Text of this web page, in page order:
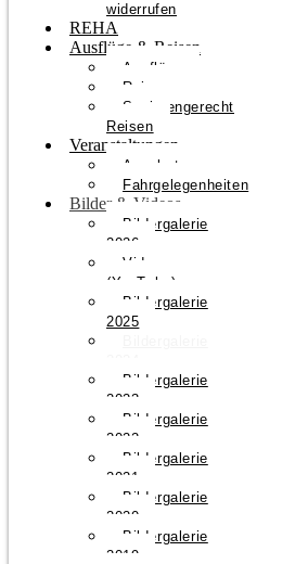
widerrufen
REHA
Ausflüge & Reisen
Ausflüge
Reisen
Seniorengerecht
Reisen
Veranstaltungen
Angebote
Fahrgelegenheiten
Bilder & Videos
Bildergalerie
2026
Videos
(YouTube)
Bildergalerie
2025
Bildergalerie
2023
Bildergalerie
2022
Bildergalerie
2021
Bildergalerie
2020
Bildergalerie
2019